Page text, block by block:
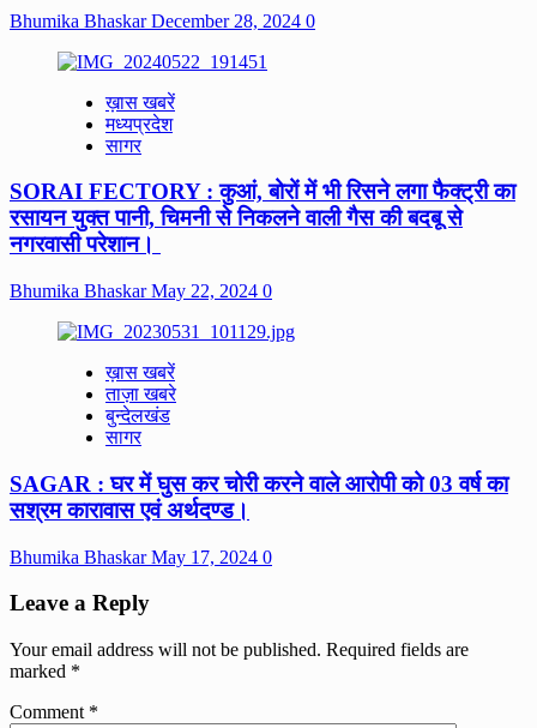
Bhumika BhaskarDecember 28, 2024 0
ख़ास खबरें
मध्यप्रदेश
सागर
SORAI FECTORY : कुआं, बोरों में भी रिसने लगा फैक्ट्री का
रसायन युक्त पानी, चिमनी से निकलने वाली गैस की बदबू से
नगरवासी परेशान।
Bhumika BhaskarMay 22, 2024 0
ख़ास खबरें
ताज़ा खबरे
बुन्देलखंड
सागर
SAGAR : घर में घुस कर चोरी करने वाले आरोपी को 03 वर्ष का
सश्रम कारावास एवं अर्थदण्ड।
Bhumika BhaskarMay 17, 2024 0
Leave a Reply
Your email address will not be published. Required fields are
marked *
Comment *